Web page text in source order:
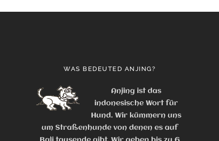
WAS BEDEUTED ANJING?
Anjing ist das
indonesische Wort für
Hund. Wir kümmern uns
um Straßenhunde von denen es auf